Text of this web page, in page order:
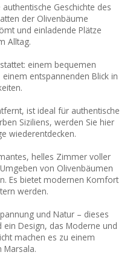
Geschichte des
der Olivenbäume
und einladende Plätze
Alltag.
einem bequemen
entspannenden Blick in
ist ideal für authentische
Siziliens, werden Sie hier
wiederentdecken.
helles Zimmer voller
von Olivenbäumen
Es bietet modernen Komfort
werden.
und Natur – dieses
ein Design, das Moderne und
machen es zu einem
Marsala.